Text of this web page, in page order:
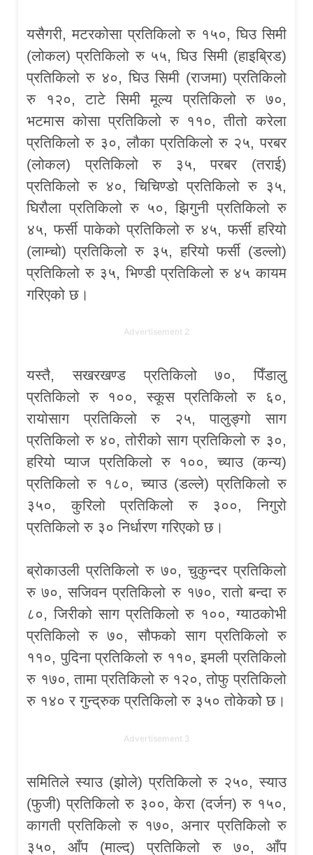
यसैगरी, मटरकोसा प्रतिकिलो रु १५०, घिउ सिमी
(लोकल) प्रतिकिलो रु ५५, घिउ सिमी (हाइब्रिड)
प्रतिकिलो रु ४०, घिउ सिमी (राजमा) प्रतिकिलो
रु १२०, टाटे सिमी मूल्य प्रतिकिलो रु ७०,
भटमास कोसा प्रतिकिलो रु ११०, तीतो करेला
प्रतिकिलो रु ३०, लौका प्रतिकिलो रु २५, परबर
(लोकल) प्रतिकिलो रु ३५, परबर (तराई)
प्रतिकिलो रु ४०, चिचिण्डो प्रतिकिलो रु ३५,
घिरौला प्रतिकिलो रु ५०, झिगुनी प्रतिकिलो रु
४५, फर्सी पाकेको प्रतिकिलो रु ४५, फर्सी हरियो
(लाम्चो) प्रतिकिलो रु ३५, हरियो फर्सी (डल्लो)
प्रतिकिलो रु ३५, भिण्डी प्रतिकिलो रु ४५ कायम
गरिएको छ।
Advertisement 2
यस्तै, सखरखण्ड प्रतिकिलो ७०, पिँडालु
प्रतिकिलो रु १००, स्कूस प्रतिकिलो रु ६०,
रायोसाग प्रतिकिलो रु २५, पालुङ्गो साग
प्रतिकिलो रु ४०, तोरीको साग प्रतिकिलो रु ३०,
हरियो प्याज प्रतिकिलो रु १००, च्याउ (कन्य)
प्रतिकिलो रु १८०, च्याउ (डल्ले) प्रतिकिलो रु
३५०, कुरिलो प्रतिकिलो रु ३००, निगुरो
प्रतिकिलो रु ३० निर्धारण गरिएको छ।
ब्रोकाउली प्रतिकिलो रु ७०, चुकुन्दर प्रतिकिलो
रु ७०, सजिवन प्रतिकिलो रु १७०, रातो बन्दा रु
८०, जिरीको साग प्रतिकिलो रु १००, ग्याठकोभी
प्रतिकिलो रु ७०, सौफको साग प्रतिकिलो रु
११०, पुदिना प्रतिकिलो रु ११०, इमली प्रतिकिलो
रु १७०, तामा प्रतिकिलो रु १२०, तोफु प्रतिकिलो
रु १४० र गुन्द्रुक प्रतिकिलो रु ३५० तोकेकोे छ।
Advertisement 3
समितिले स्याउ (झोले) प्रतिकिलो रु २५०, स्याउ
(फुजी) प्रतिकिलो रु ३००, केरा (दर्जन) रु १५०,
कागती प्रतिकिलो रु १७०, अनार प्रतिकिलो रु
३५०, आँप (माल्द) प्रतिकिलो रु ७०, आँप